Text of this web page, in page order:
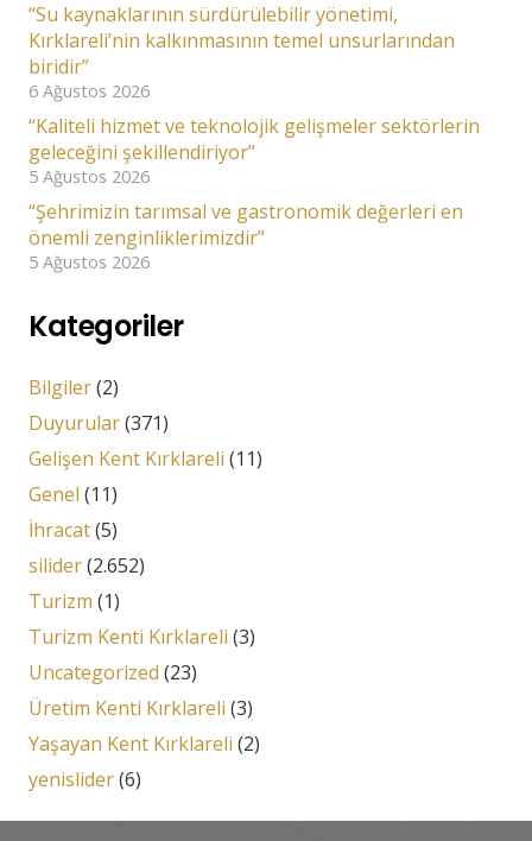
“Su kaynaklarının sürdürülebilir yönetimi,
Kırklareli’nin kalkınmasının temel unsurlarından
biridir”
6 Ağustos 2026
“Kaliteli hizmet ve teknolojik gelişmeler sektörlerin
geleceğini şekillendiriyor”
5 Ağustos 2026
“Şehrimizin tarımsal ve gastronomik değerleri en
önemli zenginliklerimizdir”
5 Ağustos 2026
Kategoriler
Bilgiler(2)
Duyurular(371)
Gelişen Kent Kırklareli (11)
Genel (11)
İhracat(5)
silider(2.652)
Turizm (1)
Turizm Kenti Kırklareli (3)
Uncategorized (23)
Üretim Kenti Kırklareli (3)
Yaşayan Kent Kırklareli (2)
yenislider(6)